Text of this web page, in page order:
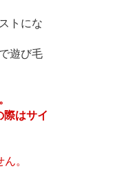
トにな
遊び毛
際はサイ
。